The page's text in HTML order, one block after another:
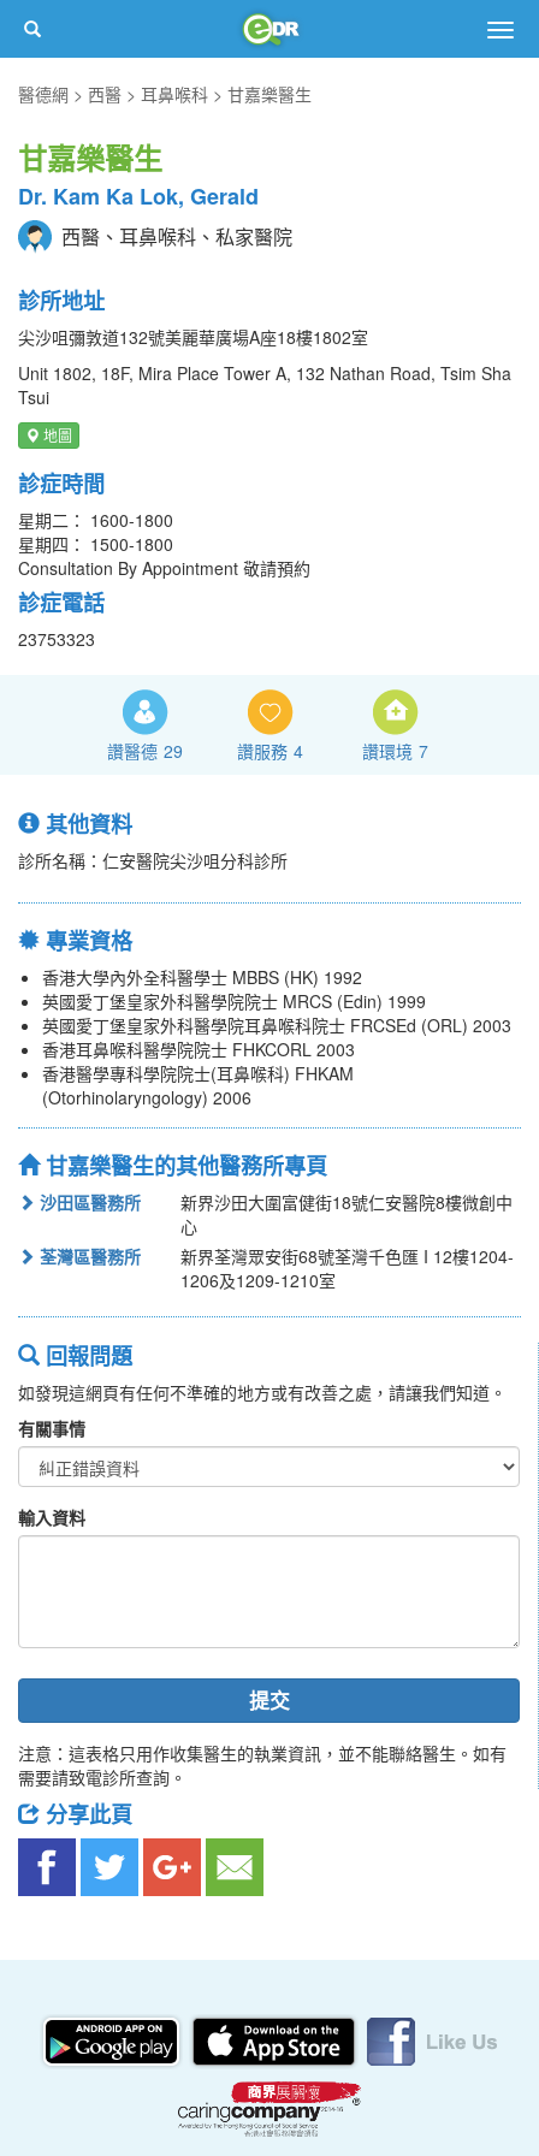
醫德網
西醫 耳鼻喉科 甘嘉樂醫生
甘嘉樂醫生
Dr. Kam Ka Lok, Gerald
西醫、耳鼻喉科、私家醫院
診所地址
尖沙咀彌敦道132號美麗華廣場A座18樓1802室
Unit 1802, 18F, Mira Place Tower A, 132 Nathan Road, Tsim Sha
Tsui
地圖
診症時間
星期二： 1600-1800
星期四： 1500-1800
Consultation By Appointment 敬請預約
診症電話
23753323
讚醫德 29 讚服務 4 讚環境 7
其他資料
診所名稱：仁安醫院尖沙咀分科診所
專業資格
香港大學內外全科醫學士 MBBS (HK) 1992
英國愛丁堡皇家外科醫學院院士 MRCS (Edin) 1999
英國愛丁堡皇家外科醫學院耳鼻喉科院士 FRCSEd (ORL) 2003
香港耳鼻喉科醫學院院士 FHKCORL 2003
香港醫學專科學院院士(耳鼻喉科) FHKAM
(Otorhinolaryngology) 2006
甘嘉樂醫生的其他醫務所專頁
沙田區醫務所
新界沙田大圍富健街18號仁安醫院8樓微創中
心
荃灣區醫務所
新界荃灣眾安街68號荃灣千色匯 I 12樓1204-
1206及1209-1210室
回報問題
如發現這網頁有任何不準確的地方或有改善之處，請讓我們知道。
有關事情
輸入資料
提交
注意：這表格只用作收集醫生的執業資訊，並不能聯絡醫生。如有
需要請致電診所查詢。
分享此頁